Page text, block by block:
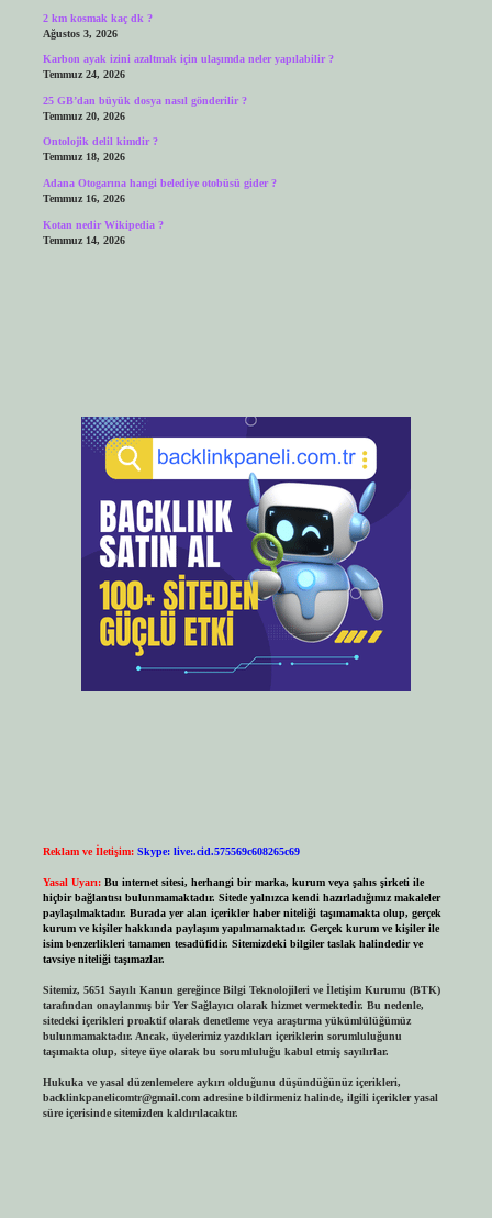
2 km kosmak kaç dk ?
Ağustos 3, 2026
Karbon ayak izini azaltmak için ulaşımda neler yapılabilir ?
Temmuz 24, 2026
25 GB’dan büyük dosya nasıl gönderilir ?
Temmuz 20, 2026
Ontolojik delil kimdir ?
Temmuz 18, 2026
Adana Otogarına hangi belediye otobüsü gider ?
Temmuz 16, 2026
Kotan nedir Wikipedia ?
Temmuz 14, 2026
Reklam ve İletişim: Skype: live:.cid.575569c608265c69
Yasal Uyarı: Bu internet sitesi, herhangi bir marka, kurum veya şahıs şirketi ile
hiçbir bağlantısı bulunmamaktadır. Sitede yalnızca kendi hazırladığımız makaleler
paylaşılmaktadır. Burada yer alan içerikler haber niteliği taşımamakta olup, gerçek
kurum ve kişiler hakkında paylaşım yapılmamaktadır. Gerçek kurum ve kişiler ile
isim benzerlikleri tamamen tesadüfidir. Sitemizdeki bilgiler taslak halindedir ve
tavsiye niteliği taşımazlar.
Sitemiz, 5651 Sayılı Kanun gereğince Bilgi Teknolojileri ve İletişim Kurumu (BTK)
tarafından onaylanmış bir Yer Sağlayıcı olarak hizmet vermektedir. Bu nedenle,
sitedeki içerikleri proaktif olarak denetleme veya araştırma yükümlülüğümüz
bulunmamaktadır. Ancak, üyelerimiz yazdıkları içeriklerin sorumluluğunu
taşımakta olup, siteye üye olarak bu sorumluluğu kabul etmiş sayılırlar.
Hukuka ve yasal düzenlemelere aykırı olduğunu düşündüğünüz içerikleri,
backlinkpanelicomtr@gmail.comadresine bildirmeniz halinde, ilgili içerikler yasal
süre içerisinde sitemizden kaldırılacaktır.